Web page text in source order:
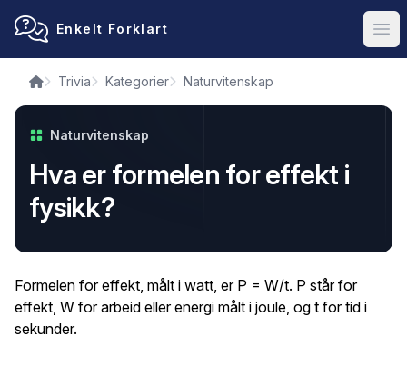
Enkelt Forklart
Trivia Kategorier Naturvitenskap
Naturvitenskap
Hva er formelen for effekt i
fysikk?
Formelen for effekt, målt i watt, er P = W/t. P står for
effekt, W for arbeid eller energi målt i joule, og t for tid i
sekunder.